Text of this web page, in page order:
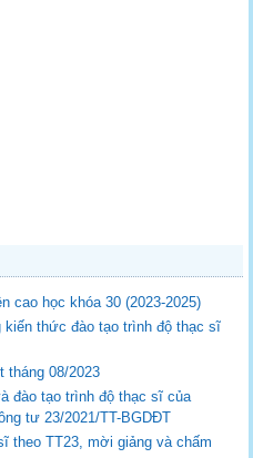
cao học khóa 30 (2023-2025)
thức đào tạo trình độ thạc sĩ
tháng 08/2023
đào tạo trình độ thạc sĩ của
tư 23/2021/TT-BGDĐT
theo TT23, mời giảng và chấm